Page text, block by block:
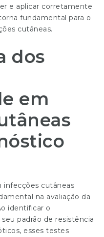
e aplicar corretamente
fundamental para o
cutâneas.
dos
em
infecções cutâneas
na avaliação da
identificar o
padrão de resistência
esses testes